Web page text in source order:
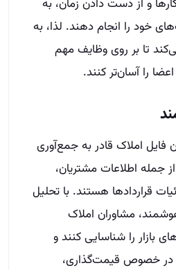
و از دست دادن زمان، به
خود را انجام دهند. لذا، به
تا بر روی وظایف مهم
را آسان‌تر کنند.
املاک قادر به جمع‌آوری
جمله اطلاعات مشتریان،
قراردادها هستند. با تحلیل
مشاوران املاک
بازار را شناسایی کنند و
در خصوص قیمت‌گذاری،